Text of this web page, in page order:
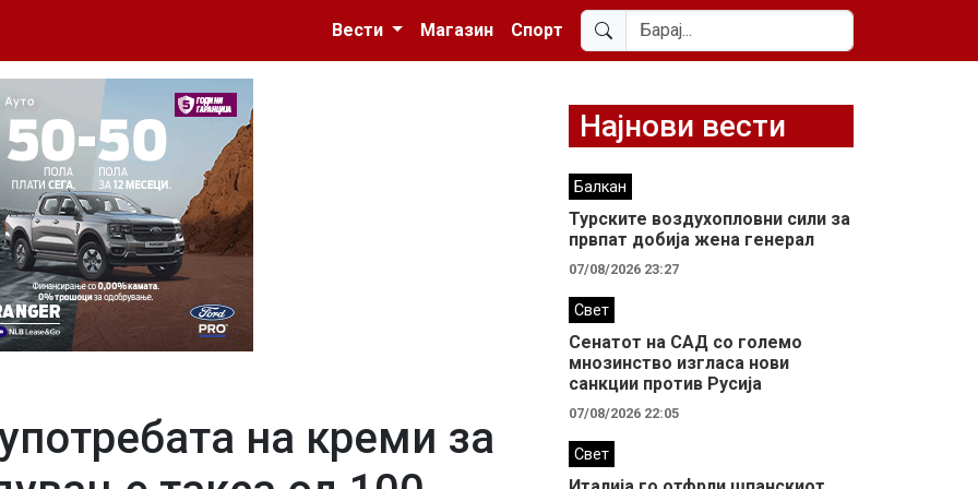
Вести
Магазин Спорт
на креми за
Најнови вести
Балкан
Турските воздухопловни сили за
првпат добија жена генерал
07/08/2026 23:27
Свет
Сенатот на САД со големо
мнозинство изгласа нови
санкции против Русија
07/08/2026 22:05
Свет